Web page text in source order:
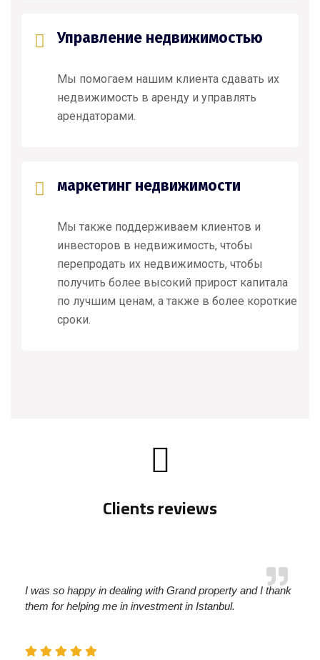
Управление недвижимостью
Мы помогаем нашим клиента сдавать их
недвижимость в аренду и управлять
арендаторами.
маркетинг недвижимости
Мы также поддерживаем клиентов и
инвесторов в недвижимость, чтобы
перепродать их недвижимость, чтобы
получить более высокий прирост капитала
по лучшим ценам, а также в более короткие
сроки.
Clients reviews
I was so happy in dealing with Grand property and I thank
them for helping me in investment in Istanbul.